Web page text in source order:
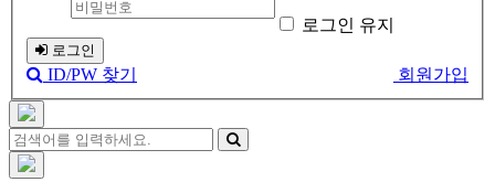
로그인 유지
로그인
회원가입
ID/PW 찾기